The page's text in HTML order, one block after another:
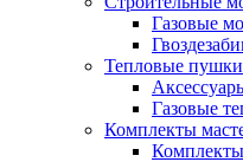
Газовые
Тепловые пушки
Газовые
Комплекты
Комплекты